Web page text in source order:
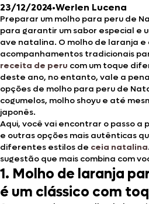
23/12/2024•Werlen Lucena
Preparar um molho para peru de
para garantir um sabor especial e
ave natalina. O molho de laranja e
acompanhamentos tradicionais
receita de peru com um toque
deste ano, no entanto, vale a
opções de molho para peru de
cogumelos, molho shoyu e até
japonês.
Aqui, você vai encontrar o passo a
e outras opções mais autênticas
diferentes estilos de ceia natalina
sugestão que mais combina com
1. Molho de laranja
é um clássico com